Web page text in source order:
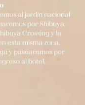
al jardín nacional
por Shibuya,
Crossing y la
esta misma zona.
y pasearemos por
al hotel.